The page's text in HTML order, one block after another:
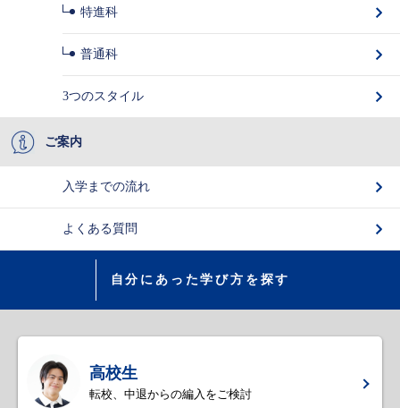
特進科
普通科
3つのスタイル
ご案内
入学までの流れ
よくある質問
自分にあった学び方を探す
高校生
転校、中退からの編入をご検討